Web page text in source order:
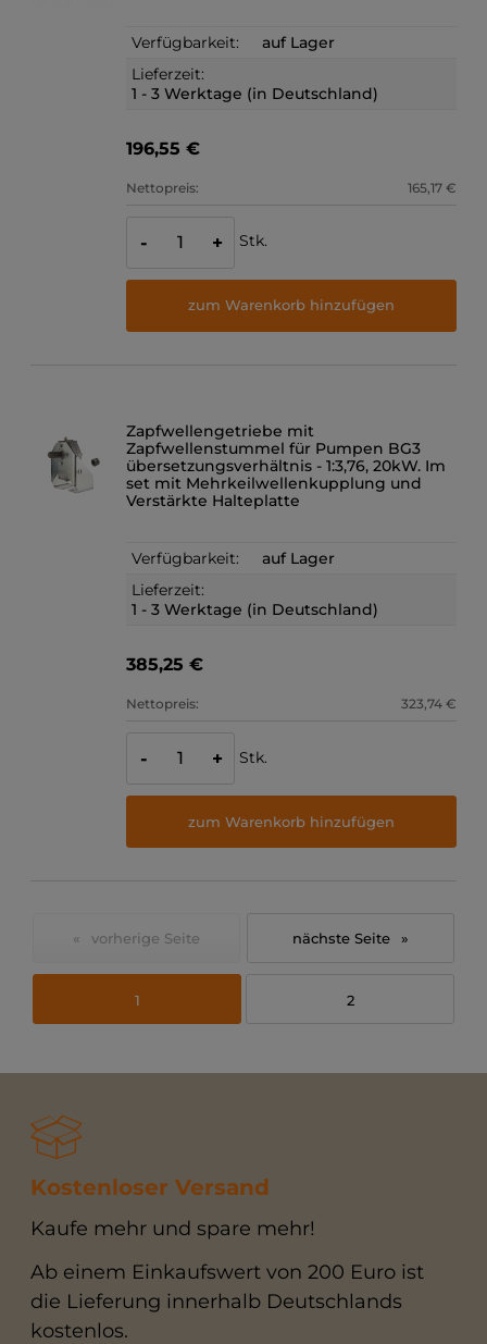
Verfügbarkeit:
auf Lager
Lieferzeit:
1 - 3 Werktage (in Deutschland)
196,55 €
Nettopreis: 165,17 €
- + Stk.
zum Warenkorb hinzufügen
Zapfwellengetriebe mit
Zapfwellenstummel für Pumpen BG3
übersetzungsverhältnis - 1:3,76, 20kW. Im
set mit Mehrkeilwellenkupplung und
Verstärkte Halteplatte
Verfügbarkeit:
auf Lager
Lieferzeit:
1 - 3 Werktage (in Deutschland)
385,25 €
Nettopreis: 323,74 €
- + Stk.
zum Warenkorb hinzufügen
«
1 2
»
Kostenloser Versand
Kaufe mehr und spare mehr!
Ab einem Einkaufswert von 200 Euro ist
die Lieferung innerhalb Deutschlands
kostenlos.